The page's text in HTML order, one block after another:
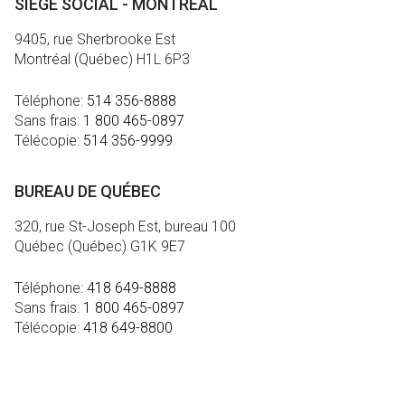
SIÈGE SOCIAL - MONTRÉAL
9405, rue Sherbrooke Est
Montréal (Québec) H1L 6P3
Téléphone: 514 356-8888
Sans frais: 1 800 465-0897
Télécopie: 514 356-9999
BUREAU DE QUÉBEC
320, rue St-Joseph Est, bureau 100
Québec (Québec) G1K 9E7
Téléphone: 418 649-8888
Sans frais: 1 800 465-0897
Télécopie: 418 649-8800